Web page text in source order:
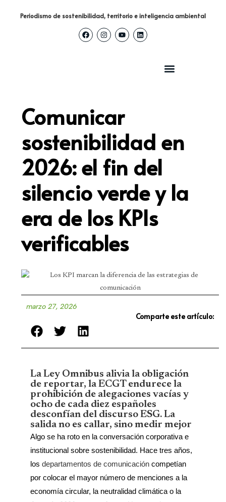
Periodismo de sostenibilidad, territorio e inteligencia ambiental
Comunicar
sostenibilidad en
2026: el fin del
silencio verde y la
era de los KPIs
verificables
marzo 27, 2026
Comparte este artículo:
La Ley Omnibus alivia la obligación
de reportar, la ECGT endurece la
prohibición de alegaciones vacías y
ocho de cada diez españoles
desconfían del discurso ESG. La
salida no es callar, sino medir mejor
Algo se ha roto en la conversación corporativa e
institucional sobre sostenibilidad. Hace tres años,
los departamentos de comunicacióncompetían
por colocar el mayor número de menciones a la
economía circular, la neutralidad climática o la